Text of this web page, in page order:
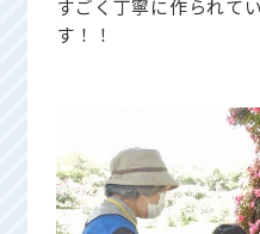
すごく丁寧に作られて
す！！